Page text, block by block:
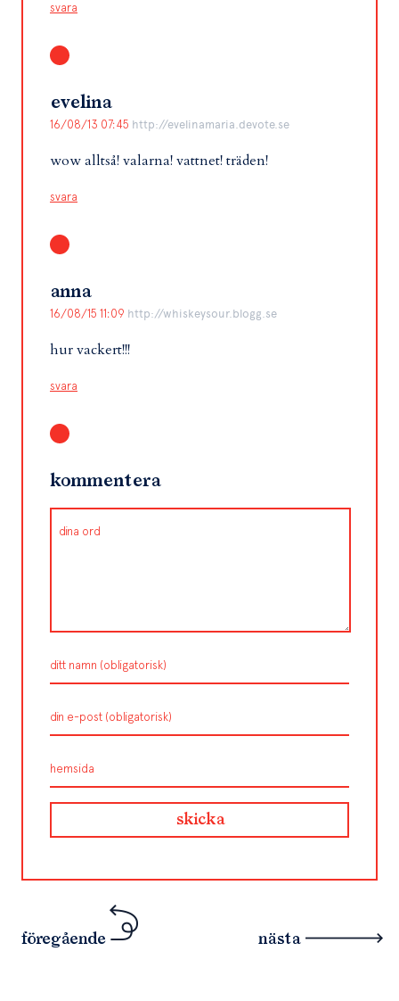
svara
evelina
16/08/13 07:45 http://evelinamaria.devote.se
wow alltså! valarna! vattnet! träden!
svara
anna
16/08/15 11:09 http://whiskeysour.blogg.se
hur vackert!!!
svara
kommentera
föregående nästa